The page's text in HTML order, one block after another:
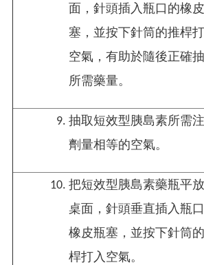
面，針頭插入瓶口的橡
塞，並按下針筒的推桿
空氣，有助於隨後正確
所需藥量。
抽取短效型胰島素所需
劑量相等的空氣。
把短效型胰島素藥瓶平
桌面，針頭垂直插入瓶
橡皮瓶塞，並按下針筒
桿打入空氣。